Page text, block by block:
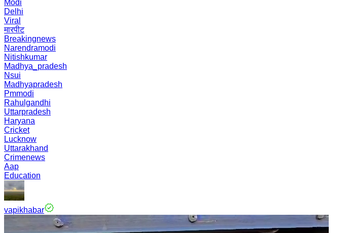
Modi
Delhi
Viral
मारपीट
Breakingnews
Narendramodi
Nitishkumar
Madhya_pradesh
Nsui
Madhyapradesh
Pmmodi
Rahulgandhi
Uttarpradesh
Haryana
Cricket
Lucknow
Uttarakhand
Crimenews
Aap
Education
vapikhabar